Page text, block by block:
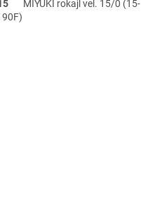
MIYUKI rokajl vel. 15/0 (15-